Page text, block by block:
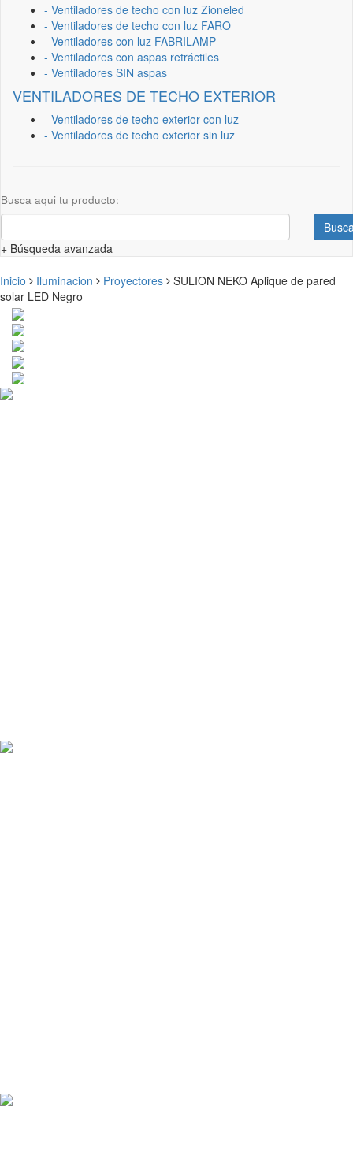
- Ventiladores de techo con luz Zioneled
- Ventiladores de techo con luz FARO
- Ventiladores con luz FABRILAMP
- Ventiladores con aspas retráctiles
- Ventiladores SIN aspas
VENTILADORES DE TECHO EXTERIOR
- Ventiladores de techo exterior con luz
- Ventiladores de techo exterior sin luz
Busca aqui tu producto:
+ Búsqueda avanzada
Inicio Iluminacion Proyectores
SULION NEKO Aplique de pared
solar LED Negro